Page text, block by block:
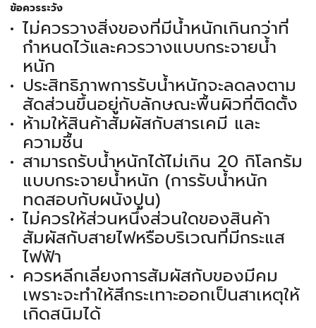
ข้อควรระวัง
ไม่ควรวางสิ่งของที่มีน้ำหนักเกินกว่าที่
กำหนดไว้และควรวางแบบกระจายน้ำ
หนัก
ประสิทธิภาพการรับน้ำหนักจะลดลงตาม
สัดส่วนขึ้นอยู่กับลักษณะพื้นผิวที่ติดตั้ง
ห้ามให้สินค้าสัมผัสกับสารเคมี และ
ความชื้น
สามารถรับน้ำหนักได้ไม่เกิน 20 กิโลกรัม
แบบกระจายน้ำหนัก (การรับน้ำหนัก
ทดสอบกับผนังปูน)
ไม่ควรให้ส่วนหนึ่งส่วนใดของสินค้า
สัมผัสกับสายไฟหรือบริเวณที่มีกระแส
ไฟฟ้า
ควรหลีกเลี่ยงการสัมผัสกับของมีคม
เพราะจะทำให้สีกระเทาะออกเป็นสาเหตุให้
เกิดสนิมได้